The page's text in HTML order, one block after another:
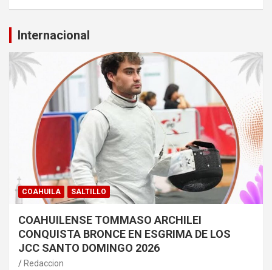
Internacional
COAHUILA SALTILLO
COAHUILENSE TOMMASO ARCHILEI
CONQUISTA BRONCE EN ESGRIMA DE LOS
JCC SANTO DOMINGO 2026
Redaccion